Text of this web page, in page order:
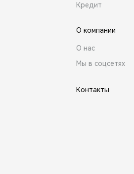
Кредит
О компании
О нас
Мы в соцсетях
Контакты